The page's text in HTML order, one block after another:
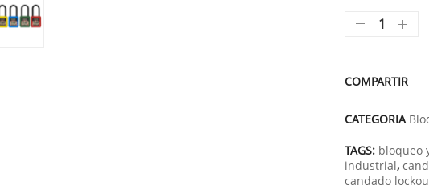
COMPARTIR
CATEGORIA
TAGS: bloqueo
industrial,
candado